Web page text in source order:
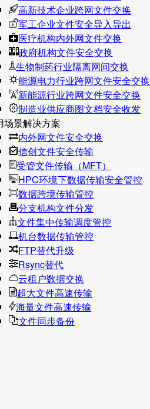
高新技术企业跨网文件交换
军工企业文件安全导入导出
医疗机构内外网文件交换
政府机构文件安全交换
生物制药行业隔离网间交换
能源电力行业跨网文件安全交换
新能源行业跨网文件安全交换
制造业供应商图文档安全收发
场景解决方案
内外网文件安全交换
信创文件安全传输
受管文件传输（MFT）
HPC环境下数据传输安全管控
数据跨境传输管控
分支机构文件分发
文件集中传输调度管控
机台数据传输管控
FTP替代升级
Rsync替代
云租户数据交换
超大文件高速传输
海量文件高速传输
文件同步备份